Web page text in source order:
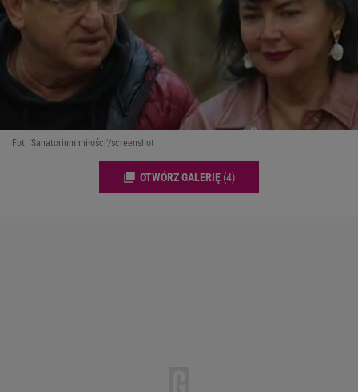
Fot. 'Sanatorium miłości'/screenshot
OTWÓRZ GALERIĘ (4)